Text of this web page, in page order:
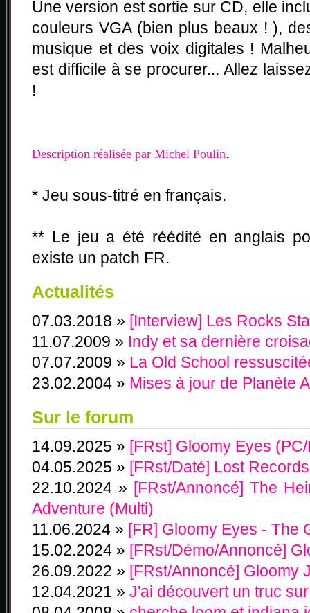
Une version est sortie sur CD, elle
couleurs VGA (bien plus beaux ! ),
musique et des voix digitales !
est difficile à se procurer... Allez
!
Description réalisée par Michel Poulin.
* Jeu sous-titré en français.
** Le jeu a été réédité en anglais
existe un patch FR.
Actualités
07.03.2018 » [Interview] Les Rocks
11.07.2009 » Indy et sa dernière
07.07.2009 » La Old School
23.02.2004 » Mises à jour de Planète
Sur le forum
14.09.2025 » [FRst] Gloomy Eyes
04.05.2025 » [FRst/Daté] Lost
22.10.2024 » [FRst/Annoncé] The
Adventure (Multi)
11.06.2024 » [FR] Gloomy Eyes - The
15.02.2024 » [FRst/Démo/Annoncé]
26.09.2022 » [FRst/Annoncé] Gloomy
12.04.2021 » J'ai découvert un truc